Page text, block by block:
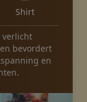
Shirt
verlicht
bevordert
en